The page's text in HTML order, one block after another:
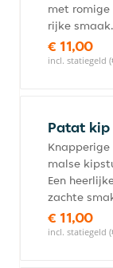
met romige
rijke smaak.
€ 11,00
incl. statiegeld
Patat kip
malse
Een
zachte
€ 11,00
incl. statiegeld